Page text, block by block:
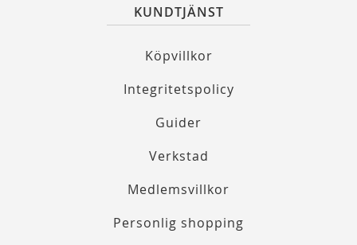
KUNDTJÄNST
Köpvillkor
Integritetspolicy
Guider
Verkstad
Medlemsvillkor
Personlig shopping